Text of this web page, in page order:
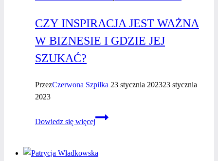
po więcej”
CZY INSPIRACJA JEST WAŻNA
W BIZNESIE I GDZIE JEJ
SZUKAĆ?
PrzezCzerwona Szpilka 23 stycznia 202323 stycznia
2023
Dowiedz się więcej
Czy inspiracja
w biznesie